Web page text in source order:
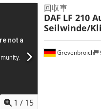
1 / 15
Grevenbroich
回収車
DAF LF 210
Seilwinde/